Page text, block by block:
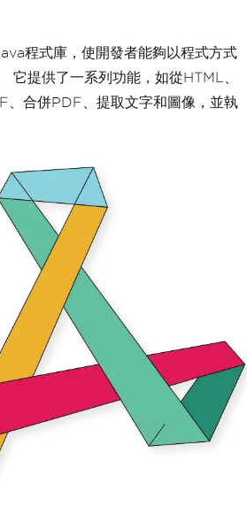
程式庫，使開發者能夠以程式方式
它提供了一系列功能，如從HTML、
、合併PDF、提取文字和圖像，並執